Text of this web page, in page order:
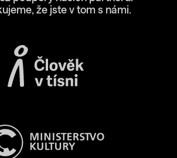
že jste v tom s námi.